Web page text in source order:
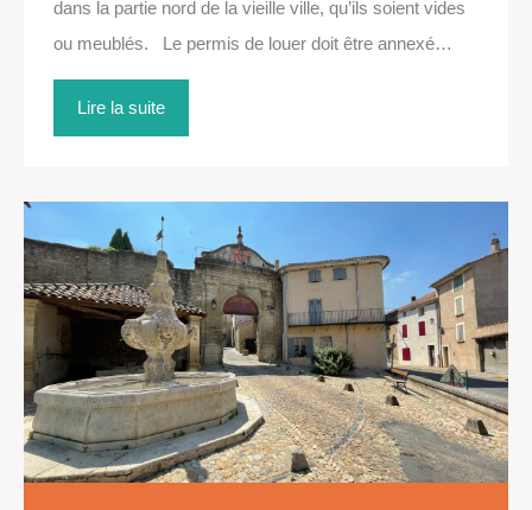
dans la partie nord de la vieille ville, qu’ils soient vides
ou meublés. Le permis de louer doit être annexé…
Lire la suite